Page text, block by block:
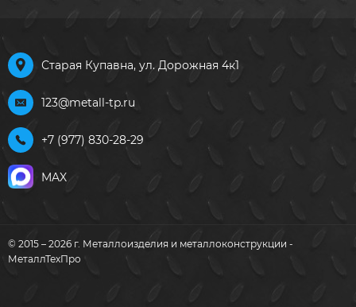
Старая Купавна, ул. Дорожная 4к1
123@metall-tp.ru
+7 (977) 830-28-29
MAX
© 2015 – 2026 г. Металлоизделия и металлоконструкции -
МеталлТехПро